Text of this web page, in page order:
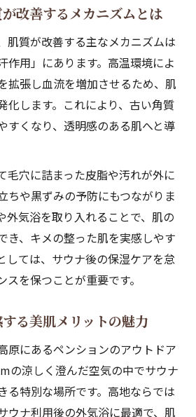
改善するメカニズムとは
肌質が改善する主なメカニズムは
作用」にあります。高温環境によ
拡張し血流を増加させるため、肌
化します。これにより、古い角質
すくなり、透明感のある肌へと導
毛穴に詰まった皮脂や汚れが外に
ちや黒ずみの予防にもつながりま
外気浴を取り入れることで、肌の
き、キメの整った肌を実感しやす
しては、サウナ後の保湿ケアを怠
を保つことが重要です。
る美肌メリットの魅力
原にあるペンションのアウトドア
の涼しく澄んだ空気の中でサウナ
る特別な場所です。高地ならでは
ウナ利用後の外気浴に最適で、肌